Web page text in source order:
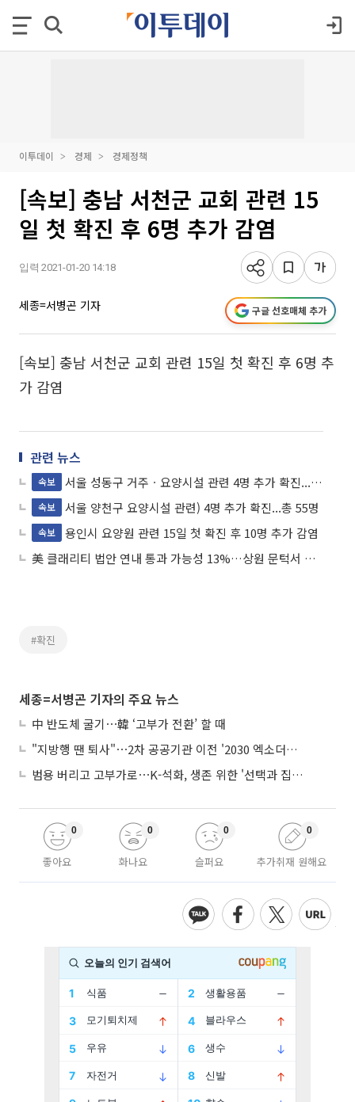
이투데이 경제 경제정책
[속보] 충남 서천군 교회 관련 15
일 첫 확진 후 6명 추가 감염
입력 2021-01-20 14:18
세종=서병곤 기자 구글 선호매체 추가
[속보] 충남 서천군 교회 관련 15일 첫 확진 후 6명 추
가 감염
관련 뉴스
속보 서울 성동구 거주ㆍ요양시설 관련 4명 추가 확진...총 30명
속보 서울 양천구 요양시설 관련) 4명 추가 확진...총 55명
속보
용인시 요양원 관련 15일 첫 확진 후 10명 추가 감염
美 클래리티 법안 연내 통과 가능성 13%…상원 문턱서 제동
#확진
세종=서병곤 기자의 주요 뉴스
中 반도체 굴기⋯韓 ‘고부가 전환’ 할 때
"지방행 땐 퇴사"⋯2차 공공기관 이전 '2030 엑소더스' 뇌관
범용 버리고 고부가로⋯K-석화, 생존 위한 '선택과 집중'
좋아요
0
화나요
0
슬퍼요
0
추가취재 원해요
0